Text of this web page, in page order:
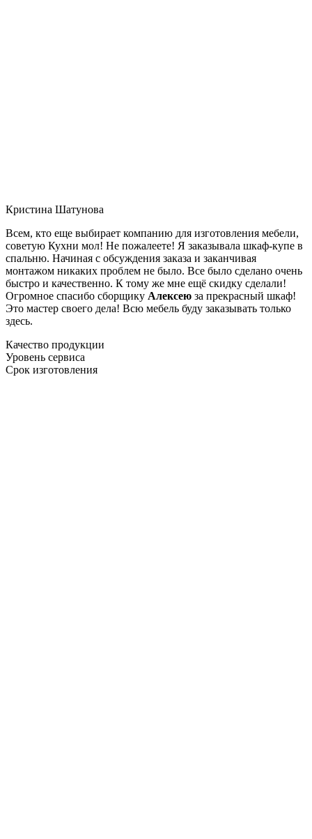
Кристина Шатунова
Всем, кто еще выбирает компанию для изготовления мебели,
советую Кухни мол! Не пожалеете! Я заказывала шкаф-купе в
спальню. Начиная с обсуждения заказа и заканчивая
монтажом никаких проблем не было. Все было сделано очень
быстро и качественно. К тому же мне ещё скидку сделали!
Огромное спасибо сборщику Алексею за прекрасный шкаф!
Это мастер своего дела! Всю мебель буду заказывать только
здесь.
Качество продукции
Уровень сервиса
Срок изготовления